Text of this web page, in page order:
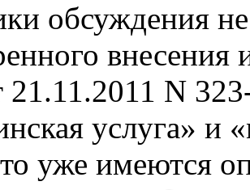
обсуждения
21.11.2011 N
услуга» и
уже имеются